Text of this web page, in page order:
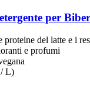
per
proteine del latte e i
e profumi
L)